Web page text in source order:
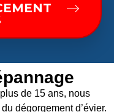
de 15 ans, nous
dégorgement d’évier.